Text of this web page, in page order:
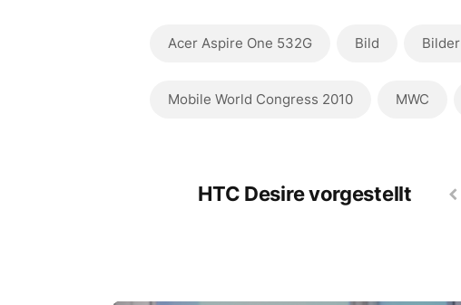
Acer Aspire One 532G Bild Bilder
Mobile World Congress 2010 MWC
HTC Desire vorgestellt